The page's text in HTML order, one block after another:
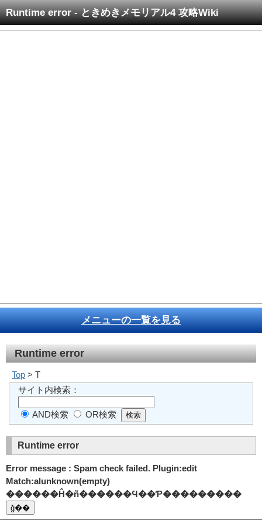
Runtime error - ときめきメモリアル4 攻略Wiki
メニューの一覧を見る
Runtime error
Top > T
サイト内検索：
AND検索 OR検索
Runtime error
Error message : Spam check failed. Plugin:edit
Match:alunknown(empty)
������Ĥ�ñ������Ϥ��Ƥ���������